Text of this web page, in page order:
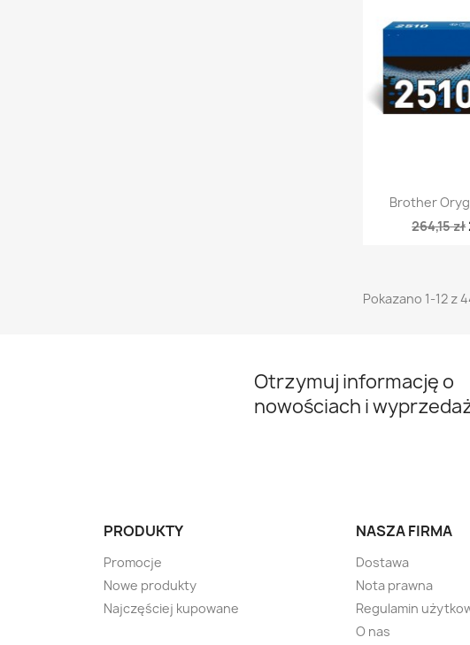

Brother
264,15 zł
Pokazano 1-12 z
Otrzymuj informację o
nowościach i
PRODUKTY
Promocje
Nowe produkty
Najczęściej kupowane
NASZA FIRMA
Dostawa
Nota prawna
Regulamin
O nas